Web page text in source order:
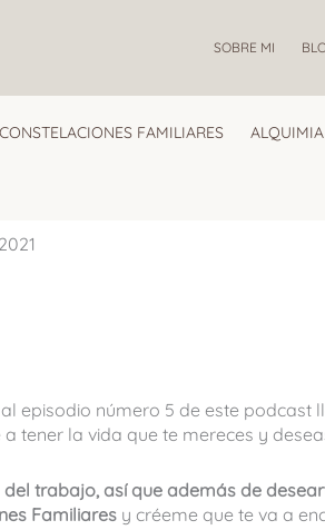
SOBRE MI
CONSTELACIONES FAMILIARES
episodio número 5 de este
tener la vida que te mereces y
trabajo, así que además de
Familiares y créeme que te va a